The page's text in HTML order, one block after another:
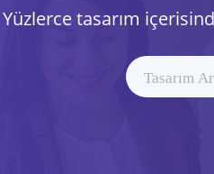
Yüzlerce tasarım